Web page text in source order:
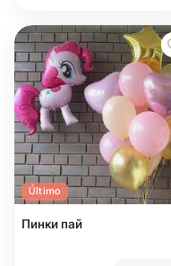
Último
Пинки пай